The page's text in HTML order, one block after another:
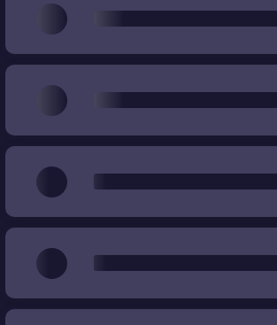
Wear (Abnutzung)
€